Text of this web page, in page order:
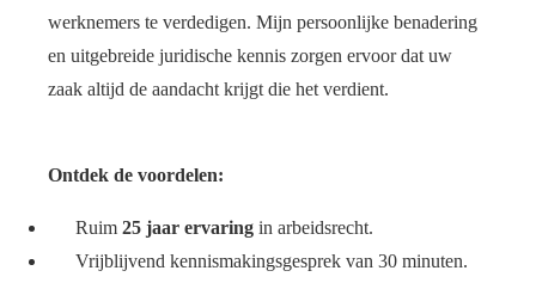
werknemers te verdedigen. Mijn persoonlijke benadering
en uitgebreide juridische kennis zorgen ervoor dat uw
zaak altijd de aandacht krijgt die het verdient.
Ontdek de voordelen:
Ruim25 jaar ervaring in arbeidsrecht.
Vrijblijvend kennismakingsgesprek van 30 minuten.